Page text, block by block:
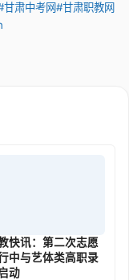
甘肃中考网#甘肃职教网
快讯：第二次志愿
中与艺体类高职录
动